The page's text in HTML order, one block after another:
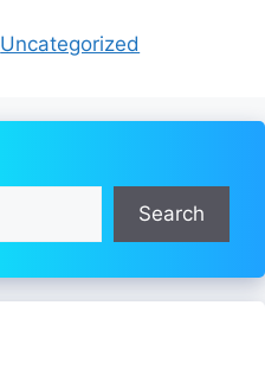
Uncategorized
Search